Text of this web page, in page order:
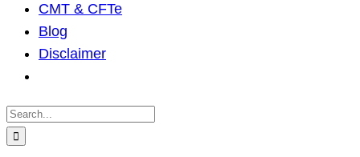
CMT & CFTe
Blog
Disclaimer
Search
for: